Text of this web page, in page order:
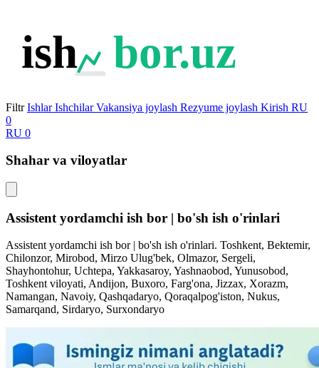
ish bor.uz
Filtr Ishlar Ishchilar Vakansiya joylash Rezyume joylash Kirish RU
0
RU 0
Shahar va viloyatlar
Assistent yordamchi ish bor | bo'sh ish o'rinlari
Assistent yordamchi ish bor | bo'sh ish o'rinlari. Toshkent, Bektemir,
Chilonzor, Mirobod, Mirzo Ulug'bek, Olmazor, Sergeli,
Shayhontohur, Uchtepa, Yakkasaroy, Yashnaobod, Yunusobod,
Toshkent viloyati, Andijon, Buxoro, Farg'ona, Jizzax, Xorazm,
Namangan, Navoiy, Qashqadaryo, Qoraqalpog'iston, Nukus,
Samarqand, Sirdaryo, Surxondaryo